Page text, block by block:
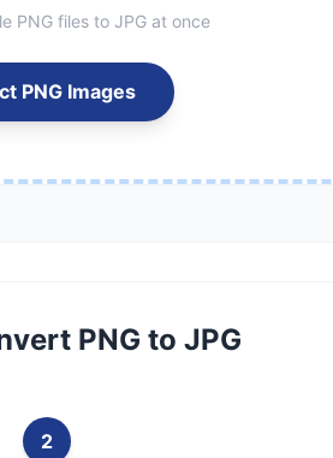
PNG files to JPG at once
PNG Images
PNG to JPG
2